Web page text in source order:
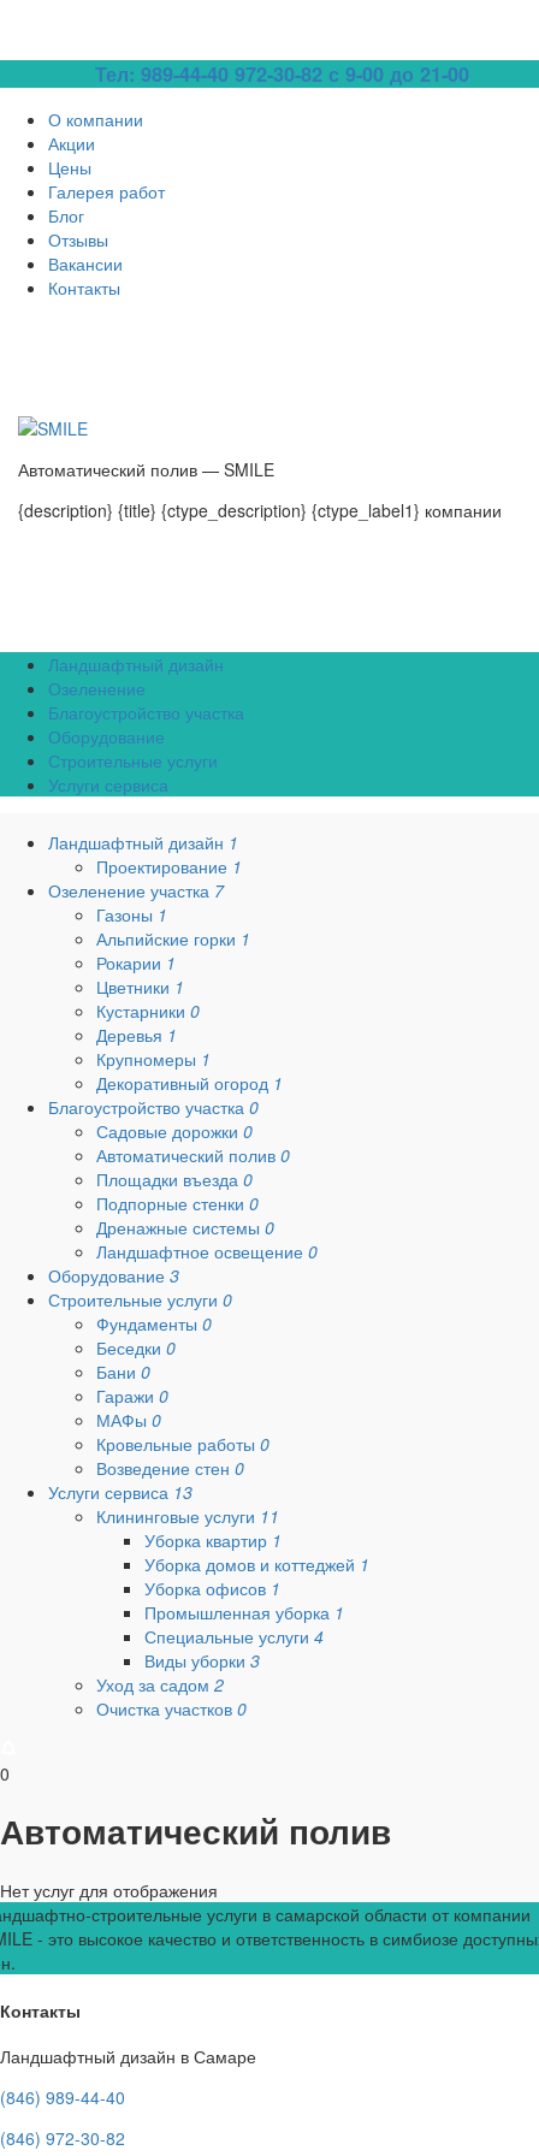
Тел: 989-44-40 972-30-82 с 9-00 до 21-00
О компании
Акции
Цены
Галерея работ
Блог
Отзывы
Вакансии
Контакты
Автоматический полив — SMILE
{description} {title} {ctype_description} {ctype_label1} компании
Ландшафтный дизайн
Озеленение
Благоустройство участка
Оборудование
Строительные услуги
Услуги сервиса
Ландшафтный дизайн 1
Проектирование 1
Озеленение участка 7
Газоны 1
Альпийские горки 1
Рокарии 1
Цветники 1
Кустарники 0
Деревья 1
Крупномеры 1
Декоративный огород 1
Благоустройство участка 0
Садовые дорожки 0
Автоматический полив 0
Площадки въезда 0
Подпорные стенки 0
Дренажные системы 0
Ландшафтное освещение 0
Оборудование 3
Строительные услуги 0
Фундаменты 0
Беседки 0
Бани 0
Гаражи 0
МАФы 0
Кровельные работы 0
Возведение стен 0
Услуги сервиса 13
Клининговые услуги 11
Уборка квартир 1
Уборка домов и коттеджей 1
Уборка офисов 1
Промышленная уборка 1
Специальные услуги 4
Виды уборки 3
Уход за садом 2
Очистка участков 0
0
Автоматический полив
Нет услуг для отображения
строительные услуги в самарской области от компании
- это высокое качество и ответственность в симбиозе
Контакты
Ландшафтный дизайн в Самаре
(846) 989-44-40
(846) 972-30-82